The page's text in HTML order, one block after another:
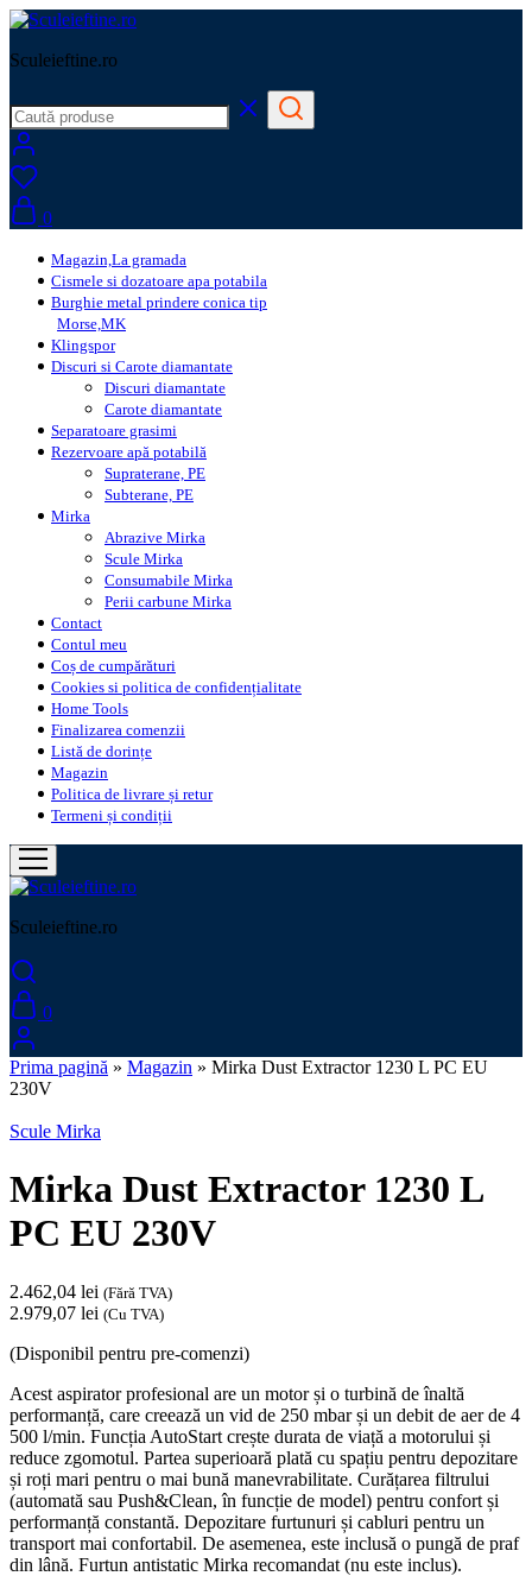
Sculeieftine.ro
0
Magazin,La gramada
Cismele si dozatoare apa potabila
Burghie metal prindere conica tip
Morse,MK
Klingspor
Discuri si Carote diamantate
Discuri diamantate
Carote diamantate
Separatoare grasimi
Rezervoare apă potabilă
Supraterane, PE
Subterane, PE
Mirka
Abrazive Mirka
Scule Mirka
Consumabile Mirka
Perii carbune Mirka
Contact
Contul meu
Coș de cumpărături
Cookies si politica de confidențialitate
Home Tools
Finalizarea comenzii
Listă de dorințe
Magazin
Politica de livrare și retur
Termeni și condiții
Sculeieftine.ro
0
Prima pagină » Magazin » Mirka Dust Extractor 1230 L PC EU
230V
Scule Mirka
Mirka Dust Extractor 1230 L
PC EU 230V
2.462,04 lei (Fără TVA)
2.979,07 lei (Cu TVA)
(Disponibil pentru pre-comenzi)
Acest aspirator profesional are un motor și o turbină de înaltă
performanță, care creează un vid de 250 mbar și un debit de aer de 4
500 l/min. Funcția AutoStart crește durata de viață a motorului și
reduce zgomotul. Partea superioară plată cu spațiu pentru depozitare
și roți mari pentru o mai bună manevrabilitate. Curățarea filtrului
(automată sau Push&Clean, în funcție de model) pentru confort și
performanță constantă. Depozitare furtunuri și cabluri pentru un
transport mai confortabil. De asemenea, este inclusă o pungă de praf
din lână. Furtun antistatic Mirka recomandat (nu este inclus).